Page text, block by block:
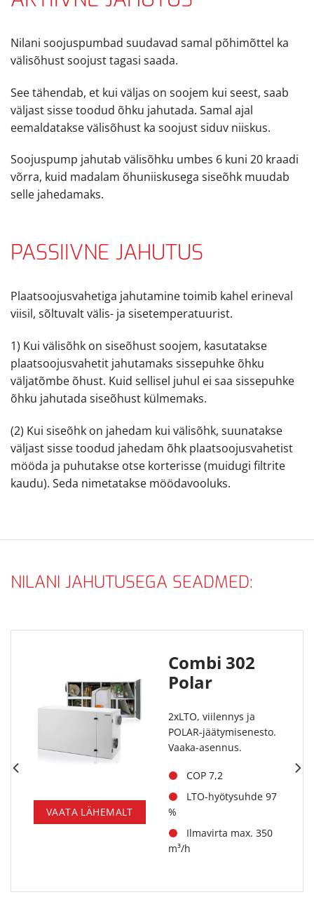
Nilani soojuspumbad suudavad samal põhimõttel ka
välisõhust soojust tagasi saada.
See tähendab, et kui väljas on soojem kui seest, saab
väljast sisse toodud õhku jahutada. Samal ajal
eemaldatakse välisõhust ka soojust siduv niiskus.
Soojuspump jahutab välisõhku umbes 6 kuni 20 kraadi
võrra, kuid madalam õhuniiskusega siseõhk muudab
selle jahedamaks.
PASSIIVNE JAHUTUS
Plaatsoojusvahetiga jahutamine toimib kahel erineval
viisil, sõltuvalt välis- ja sisetemperatuurist.
1) Kui välisõhk on siseõhust soojem, kasutatakse
plaatsoojusvahetit jahutamaks sissepuhke õhku
väljatõmbe õhust. Kuid sellisel juhul ei saa sissepuhke
õhku jahutada siseõhust külmemaks.
(2) Kui siseõhk on jahedam kui välisõhk, suunatakse
väljast sisse toodud jahedam õhk plaatsoojusvahetist
mööda ja puhutakse otse korterisse (muidugi filtrite
kaudu). Seda nimetatakse möödavooluks.
NILANI JAHUTUSEGA SEADMED:
VAATA LÄHEMALT
Combi 302
Polar
2xLTO, viilennys ja
POLAR-jäätymisenesto.
Vaaka-asennus.
COP 7,2
LTO-hyötysuhde 97
%
Ilmavirta max. 350
m³/h